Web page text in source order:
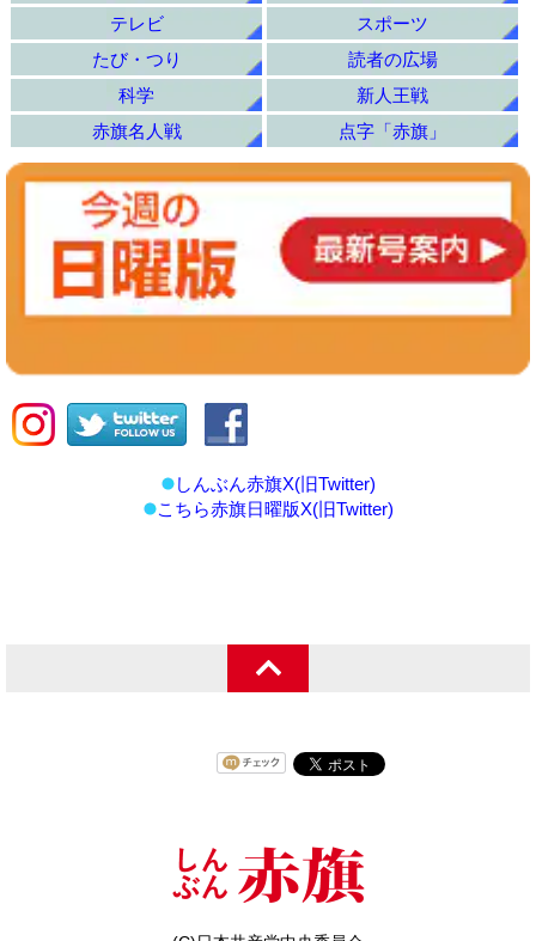
テレビ
スポーツ
たび・つり
読者の広場
科学
新人王戦
赤旗名人戦
点字「赤旗」
しんぶん赤旗X(旧Twitter)
こちら赤旗日曜版X(旧Twitter)